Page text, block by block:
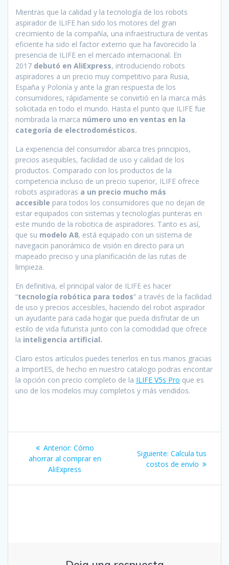
Mientras que la calidad y la tecnología de los robots
aspirador de ILIFE han sido los motores del gran
crecimiento de la compañía, una infraestructura de ventas
eficiente ha sido el factor externo que ha favorecido la
presencia de ILIFE en el mercado internacional. En
2017 debutó en AliExpress, introduciendo robots
aspiradores a un precio muy competitivo para Rusia,
España y Polonía y ante la gran respuesta de los
consumidores, rápidamente se convirtió en la marca más
solicitada en todo el mundo. Hasta el punto que ILIFE fue
nombrada la marca número uno en ventas en la
categoría de electrodomésticos.
La experiencia del consumidor abarca tres principios,
precios asequibles, facilidad de uso y calidad de los
productos. Comparado con los productos de la
competencia incluso de un precio superior, ILIFE ofrece
robots aspiradoras a un precio mucho más
accesible para todos los consumidores que no dejan de
estar equipados con sistemas y tecnologías punteras en
este mundo de la robotica de aspiradores. Tanto es así,
que su modelo A8, está equipado con un sistema de
navegacin panorámico de visión en directo para un
mapeado preciso y una planificación de las rutas de
limpieza.
En definitiva, el principal valor de ILIFE es hacer
“tecnología robótica para todos” a través de la facilidad
de uso y precios accesibles, haciendo del robot aspirador
un ayudante para cada hogar que pueda disfrutar de un
estilo de vida futurista junto con la comodidad que ofrece
la inteligencia artificial.
Claro estos artículos puedes tenerlos en tus manos gracias
a ImportES, de hecho en nuestro catalogo podras encontar
la opción con precio completo de la ILIFE V5s Pro que es
uno de los modelos muy completos y más vendidos.
Navegación
de
entradas
Anterior: Entrada
anterior:
Cómo
ahorrar al comprar en
AliExpress
Siguiente: Siguiente
entrada:
Calcula tus
costos de envío